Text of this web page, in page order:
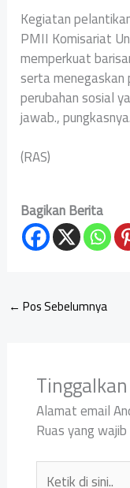
‎Kegiatan
PMII Komisariat
memperkuat
serta menegaskan
perubahan sosial
jawab., pungkasnya.
‎(RAS)
Bagikan Berita
← Pos Sebelumnya
Alamat email
Ruas yang
Ketik